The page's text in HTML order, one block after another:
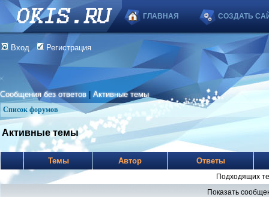
ГЛАВНАЯ СОЗДАТЬ
Вход Регистрация
Сообщения без ответов |Активные темы
Список форумов
Активные темы
Темы Автор Ответы
Подходящих
Показать